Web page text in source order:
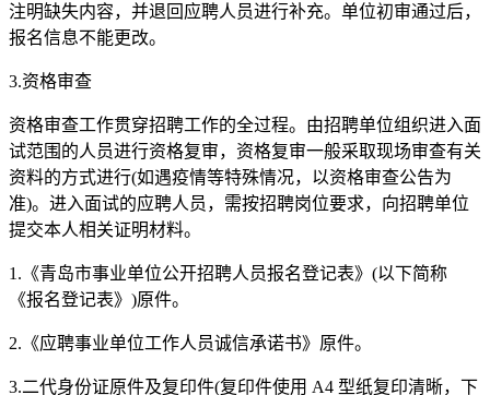
注明缺失内容，并退回应聘人员进行补充。单位初审通过后，
报名信息不能更改。
3.资格审查
资格审查工作贯穿招聘工作的全过程。由招聘单位组织进入面
试范围的人员进行资格复审，资格复审一般采取现场审查有关
资料的方式进行(如遇疫情等特殊情况，以资格审查公告为
准)。进入面试的应聘人员，需按招聘岗位要求，向招聘单位
提交本人相关证明材料。
1.《青岛市事业单位公开招聘人员报名登记表》(以下简称
《报名登记表》)原件。
2.《应聘事业单位工作人员诚信承诺书》原件。
3.二代身份证原件及复印件(复印件使用 A4 型纸复印清晰，下